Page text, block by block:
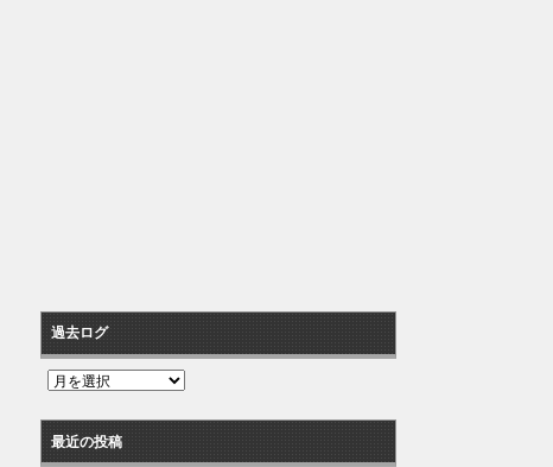
過去ログ
過
ロ
グ
最近の投稿